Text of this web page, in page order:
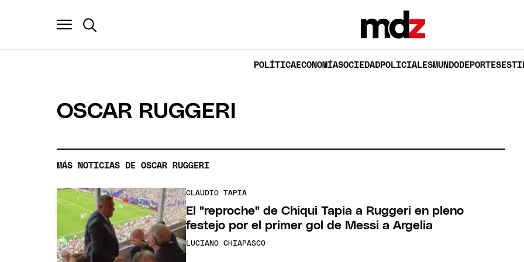
POLÍTICAECONOMÍASOCIEDADPOLICIALESMUNDODEPORTES
OSCAR RUGGERI
MÁS NOTICIAS DE OSCAR RUGGERI
CLAUDIO TAPIA
El "reproche" de Chiqui Tapia a Ruggeri en pleno
festejo por el primer gol de Messi a Argelia
LUCIANO CHIAPASCO